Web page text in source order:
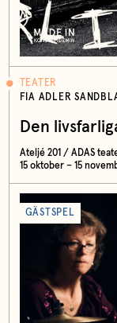
TEATER
FIA ADLER
Den
Ateljé 201 / ADAS
15 oktober – 15
GÄSTSPEL